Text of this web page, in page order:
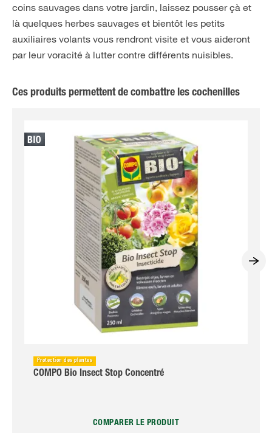
coins sauvages dans votre jardin, laissez pousser çà et
là quelques herbes sauvages et bientôt les petits
auxiliaires volants vous rendront visite et vous aideront
par leur voracité à lutter contre différents nuisibles.
Ces produits permettent de combattre les cochenilles
Protection des plantes
COMPO Bio Insect Stop Concentré
COMPARER LE PRODUIT